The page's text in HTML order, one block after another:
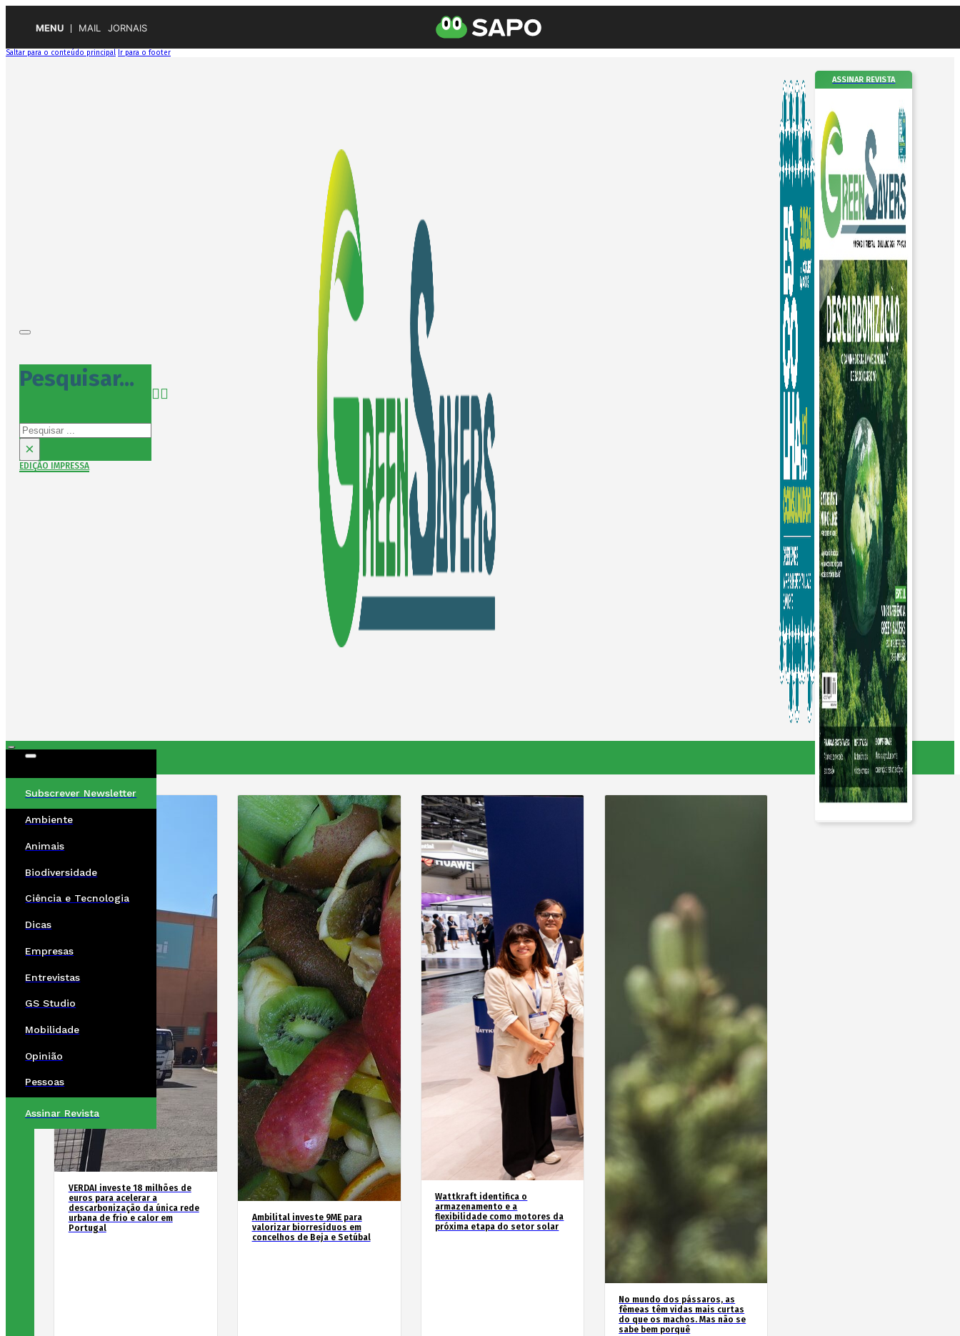
MENU MAIL JORNAIS
Saltar para o conteúdo principal Ir para o footer
Pesquisar...
Pesquisar
×
EDIÇÃO IMPRESSA
ASSINAR REVISTA
Subscrever Newsletter
Ambiente
Animais
Biodiversidade
Ciência e Tecnologia
Dicas
Empresas
Entrevistas
GS Studio
Mobilidade
Opinião
Pessoas
Assinar Revista
VERDAI investe 18 milhões de
euros para acelerar a
descarbonização da única rede
urbana de frio e calor em
Portugal
Ambilital investe 9ME para
valorizar biorresíduos em
concelhos de Beja e Setúbal
Wattkraft identifica o
armazenamento e a
flexibilidade como motores da
próxima etapa do setor solar
No mundo dos pássaros, as
fêmeas têm vidas mais curtas
do que os machos. Mas não se
sabe bem porquê